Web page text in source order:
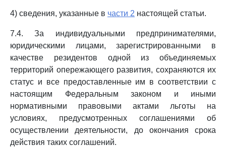
4) сведения, указанные в части 2 настоящей статьи.
7.4. За индивидуальными предпринимателями,
юридическими лицами, зарегистрированными в
качестве резидентов одной из объединяемых
территорий опережающего развития, сохраняются их
статус и все предоставленные им в соответствии с
настоящим Федеральным законом и иными
нормативными правовыми актами льготы на
условиях, предусмотренных соглашениями об
осуществлении деятельности, до окончания срока
действия таких соглашений.